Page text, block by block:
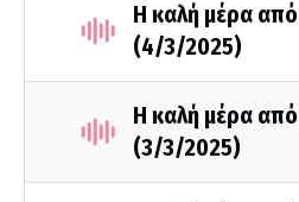
Η καλή μέρα
(4/3/2025)
Η καλή μέρα
(3/3/2025)